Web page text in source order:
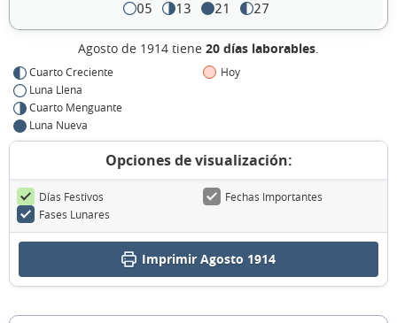
05 13 21 27
Agosto de 1914 tiene 20 días laborables.
Cuarto Creciente
Luna Llena
Cuarto Menguante
Luna Nueva
Hoy
Opciones de visualización:
Días Festivos
Fechas Importantes
Fases Lunares
Imprimir Agosto 1914